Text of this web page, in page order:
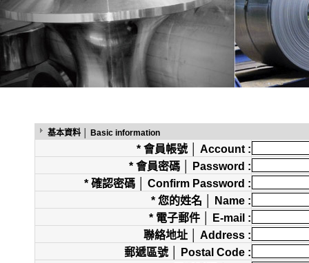
基本資料 │ Basic information
* 會員帳號 │ Account :
* 會員密碼 │ Password :
* 確認密碼 │ Confirm Password :
* 您的姓名 │ Name :
* 電子郵件 │ E-mail :
聯絡地址 │ Address :
郵遞區號 │ Postal Code :